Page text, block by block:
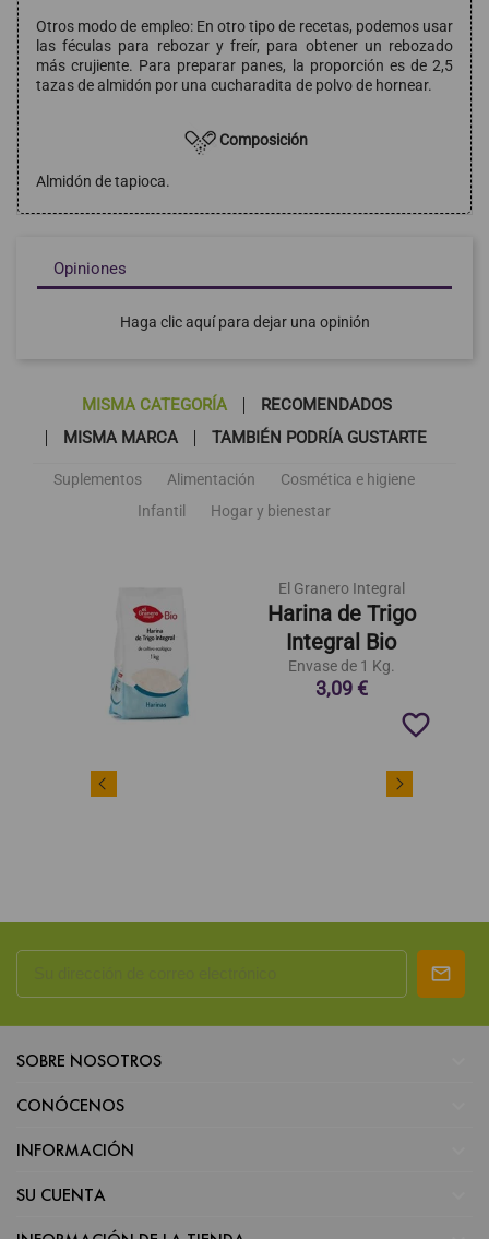
Otros modo de empleo: En otro tipo de recetas, podemos usar
las féculas para rebozar y freír, para obtener un rebozado
más crujiente. Para preparar panes, la proporción es de 2,5
tazas de almidón por una cucharadita de polvo de hornear.
Composición
Almidón de tapioca.
Opiniones
Haga clic aquí para dejar una opinión
MISMA CATEGORÍA
RECOMENDADOS
MISMA MARCA
TAMBIÉN PODRÍA GUSTARTE
Suplementos Alimentación
Cosmética e higiene
Infantil
Hogar y bienestar
El Granero Integral
Harina de Trigo
Integral Bio
Envase de 1 Kg.
3,09 €
favorite_border
SOBRE NOSOTROS
CONÓCENOS
INFORMACIÓN
SU CUENTA